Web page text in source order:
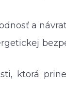
a
ktorá